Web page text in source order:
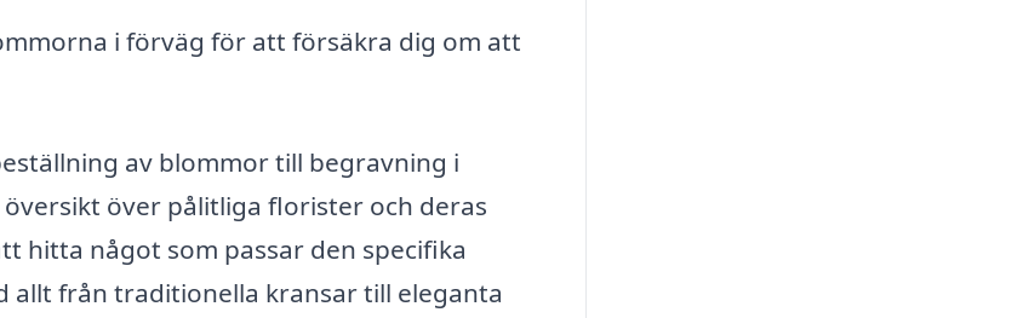
i förväg för att försäkra dig om att
av blommor till begravning i
över pålitliga florister och deras
hitta något som passar den specifika
allt från traditionella kransar till eleganta